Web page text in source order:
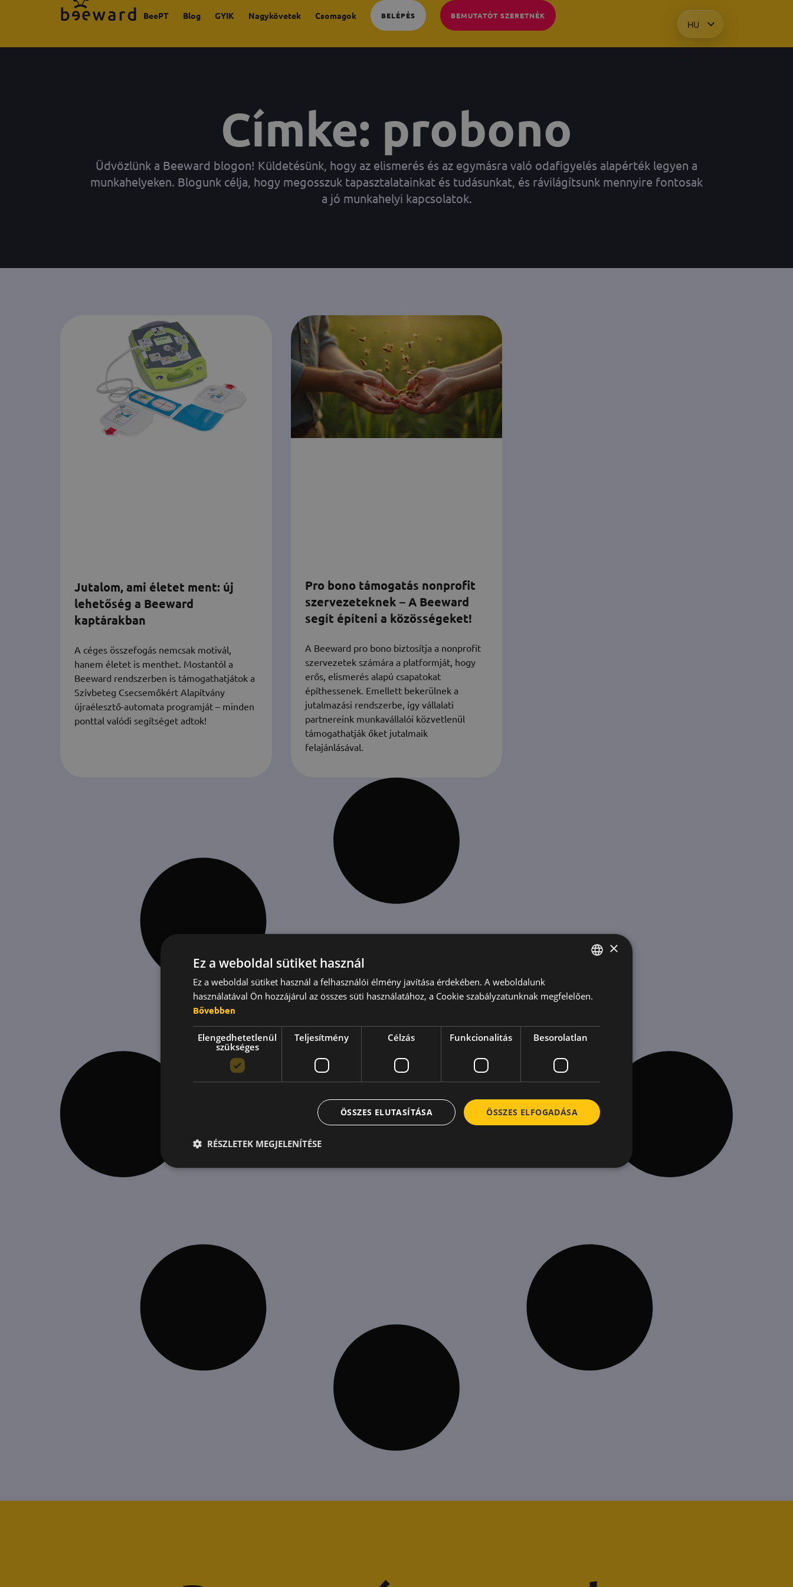
BeePT Blog GYIK Nagykövetek Csomagok BELÉPÉS BEMUTATÓT SZERETNÉK
HU
EN
Címke: probono
Üdvözlünk a Beeward blogon! Küldetésünk, hogy az elismerés és az egymásra való odafigyelés alapérték legyen a
munkahelyeken. Blogunk célja, hogy megosszuk tapasztalatainkat és tudásunkat, és rávilágítsunk mennyire fontosak
a jó munkahelyi kapcsolatok.
Jutalom, ami életet ment: új
lehetőség a Beeward
kaptárakban
A céges összefogás nemcsak motivál,
hanem életet is menthet. Mostantól a
Beeward rendszerben is támogathatjátok a
Szívbeteg Csecsemőkért Alapítvány
újraélesztő-automata programját – minden
ponttal valódi segítséget adtok!
Pro bono támogatás nonprofit
szervezeteknek – A Beeward
segít építeni a közösségeket!
A Beeward pro bono biztosítja a nonprofit
szervezetek számára a platformját, hogy
erős, elismerés alapú csapatokat
építhessenek. Emellett bekerülnek a
jutalmazási rendszerbe, így vállalati
partnereink munkavállalói közvetlenül
támogathatják őket jutalmaik
felajánlásával.
ENGLISH
×
Ez a weboldal sütiket használ
Ez a weboldal sütiket használ a felhasználói élmény javítása érdekében. A weboldalunk
használatával Ön hozzájárul az összes süti használatához, a Cookie szabályzatunknak megfelelően.
Bővebben
Elengedhetetlenül
szükséges
Teljesítmény Célzás Funkcionalitás Besorolatlan
ÖSSZES ELFOGADÁSA
ÖSSZES ELUTASÍTÁSA
RÉSZLETEK MEGJELENÍTÉSE